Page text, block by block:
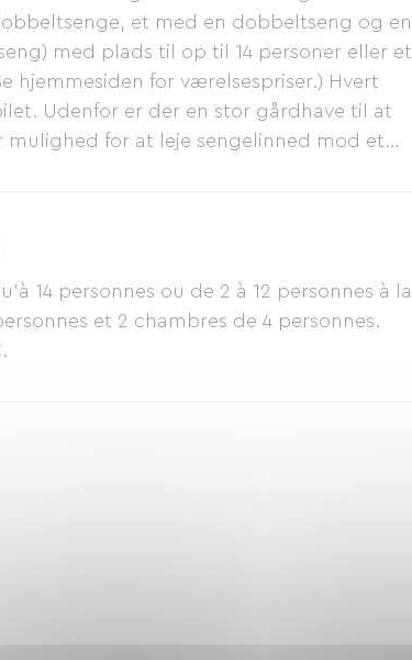
et med en dobbeltseng og en
med plads til op til 14 personer eller et
hjemmesiden for værelsespriser.) Hvert
Udenfor er der en stor gårdhave til at
for at leje sengelinned mod et
14 personnes ou de 2 à 12 personnes à la
et 2 chambres de 4 personnes.